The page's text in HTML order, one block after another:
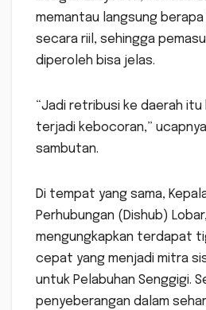
memantau langsung
secara riil, sehingga
diperoleh bisa jelas.
“Jadi retribusi ke daerah
terjadi kebocoran,”
sambutan.
Di tempat yang sama,
Perhubungan (Dishub)
mengungkapkan terdapat
cepat yang menjadi mitra
untuk Pelabuhan Senggigi.
penyeberangan dalam